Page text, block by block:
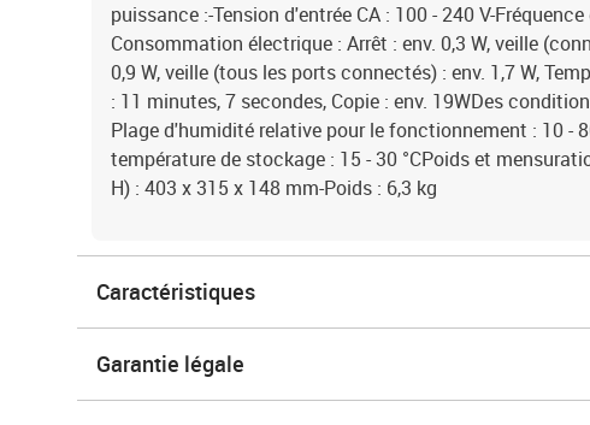
puissance :-Tension d'entrée CA : 100 - 240 V-
Consommation électrique : Arrêt : env. 0,3 W, veille
0,9 W, veille (tous les ports connectés) : env. 1,7 W,
: 11 minutes, 7 secondes, Copie : env. 19WDes
Plage d'humidité relative pour le fonctionnement : 10 -
température de stockage : 15 - 30 °CPoids et
H) : 403 x 315 x 148 mm-Poids : 6,3 kg
Caractéristiques
Garantie légale